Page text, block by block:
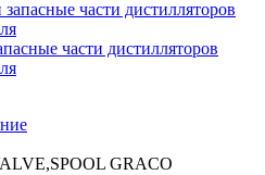
части дистилляторов
GRACO